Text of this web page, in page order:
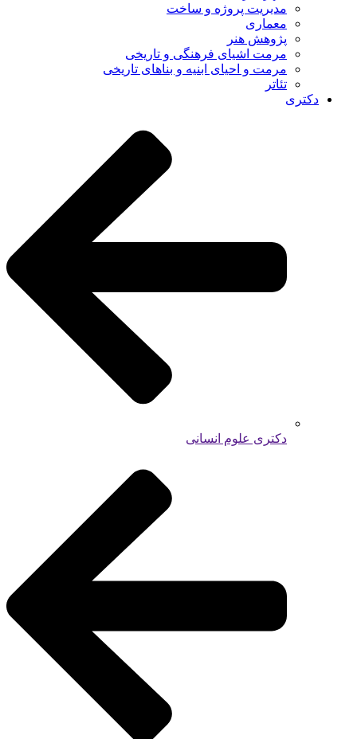
مدیریت پروژه و ساخت
معماری
پژوهش هنر
مرمت اشیای فرهنگی و تاریخی
مرمت و احیای ابنیه و بناهای تاریخی
تئاتر
دکتری
دکتری علوم انسانی